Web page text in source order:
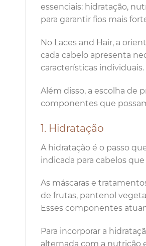
essenciais: hidratação,
para garantir fios mais
No Laces and Hair, a
cada cabelo apresenta
características individuais.
Além disso, a escolha de
componentes que
1. Hidratação
A hidratação é o passo
indicada para cabelos
As máscaras e
de frutas, pantenol
Esses componentes
Para incorporar a
alternada com a nutrição